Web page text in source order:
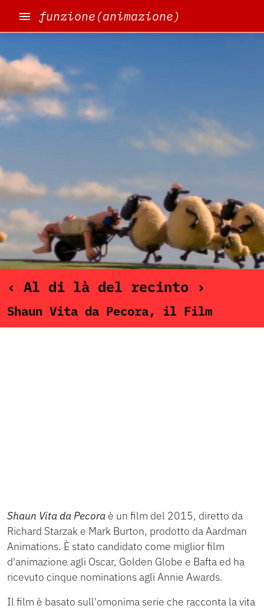
funzione(animazione)
‹ Al di là del recinto ›
Shaun Vita da Pecora, il Film
Shaun Vita da Pecora è un film del 2015, diretto da
Richard Starzak e Mark Burton, prodotto da Aardman
Animations. È stato candidato come miglior film
d'animazione agli Oscar, Golden Globe e Bafta ed ha
ricevuto cinque nominations agli Annie Awards.
Il film è basato sull'omonima serie che racconta la vita